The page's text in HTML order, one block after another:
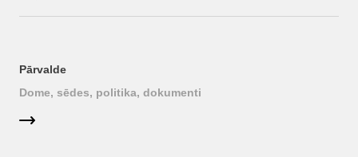
Pārvalde
Dome, sēdes, politika, dokumenti